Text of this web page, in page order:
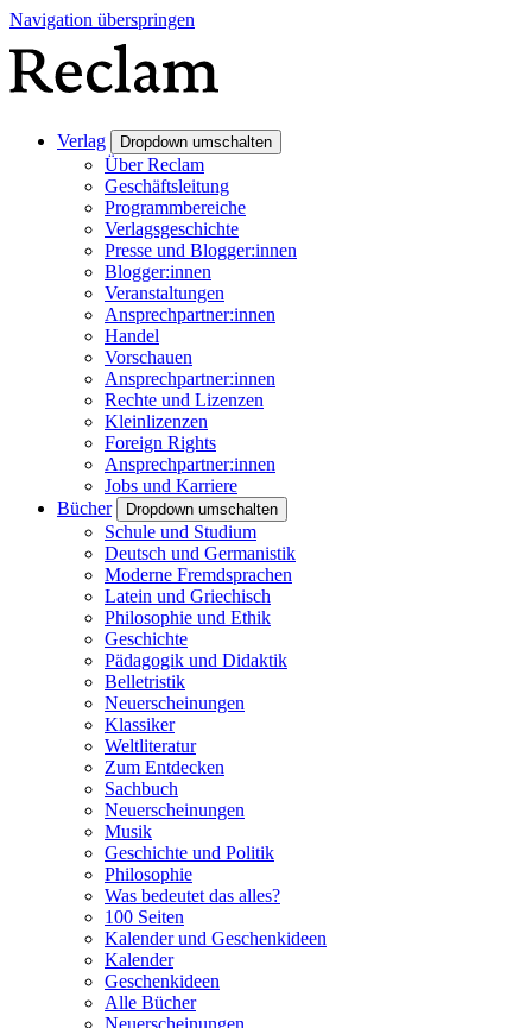
Navigation überspringen
Verlag Dropdown umschalten
Über Reclam
Geschäftsleitung
Programmbereiche
Verlagsgeschichte
Presse und Blogger:innen
Blogger:innen
Veranstaltungen
Ansprechpartner:innen
Handel
Vorschauen
Ansprechpartner:innen
Rechte und Lizenzen
Kleinlizenzen
Foreign Rights
Ansprechpartner:innen
Jobs und Karriere
Bücher
Dropdown umschalten
Schule und Studium
Deutsch und Germanistik
Moderne Fremdsprachen
Latein und Griechisch
Philosophie und Ethik
Geschichte
Pädagogik und Didaktik
Belletristik
Neuerscheinungen
Klassiker
Weltliteratur
Zum Entdecken
Sachbuch
Neuerscheinungen
Musik
Geschichte und Politik
Philosophie
Was bedeutet das alles?
100 Seiten
Kalender und Geschenkideen
Kalender
Geschenkideen
Alle Bücher
Neuerscheinungen